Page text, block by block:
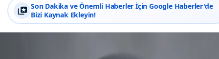
Son Dakika ve Önemli Haberler İçin Google Haberler'de
Bizi Kaynak Ekleyin!